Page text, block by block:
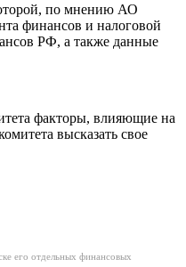
по мнению АО
финансов и налоговой
РФ, а также данные
факторы, влияющие на
высказать свое
его отдельных финансовых